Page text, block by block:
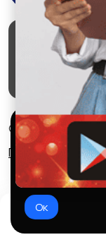
Маркеты
Служба
Партнерка
© 2026 SALEX
Правила сервиса
Используем
технологии
Это чтобы сайт
соглашаетесь
Ок